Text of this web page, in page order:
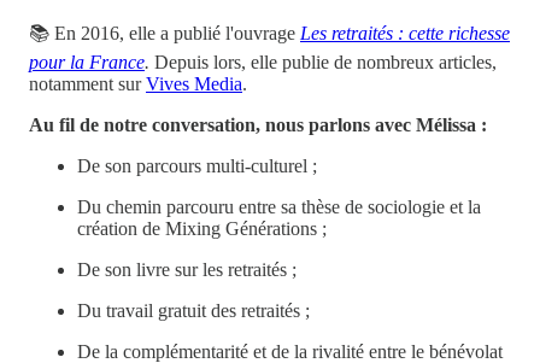
📚 En 2016, elle a publié l'ouvrage Les retraités : cette richesse
pour la France. Depuis lors, elle publie de nombreux articles,
notamment surVives Media.
Au fil de notre conversation, nous parlons avec Mélissa :
De son parcours multi-culturel ;
Du chemin parcouru entre sa thèse de sociologie et la
création de Mixing Générations ;
De son livre sur les retraités ;
Du travail gratuit des retraités ;
De la complémentarité et de la rivalité entre le bénévolat